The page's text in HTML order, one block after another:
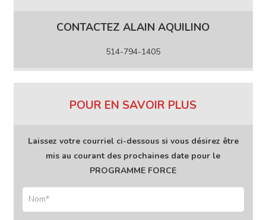
CONTACTEZ ALAIN AQUILINO
514-794-1405
POUR EN SAVOIR PLUS
Laissez votre courriel ci-dessous si vous désirez être
mis au courant des prochaines date pour le
PROGRAMME FORCE